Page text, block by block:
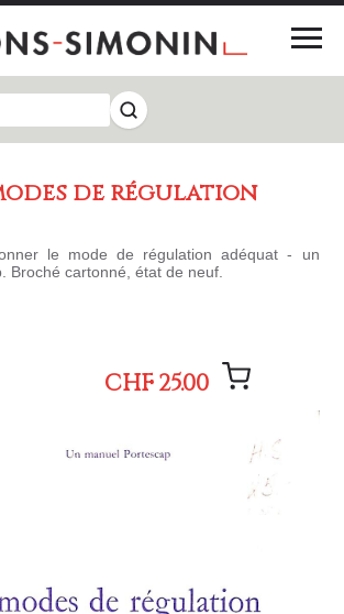
modes de régulation
le mode de régulation adéquat - un
Broché cartonné, état de neuf.
CHF 25.00